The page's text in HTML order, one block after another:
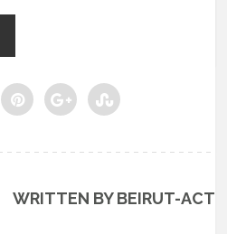
WRITTEN BY BEIRUT-ACT